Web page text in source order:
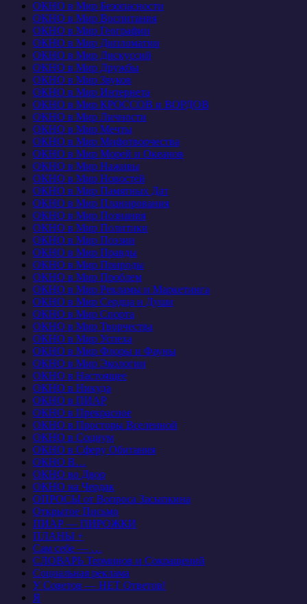
ОКНО в Мир Безопасности
ОКНО в Мир Воспитания
ОКНО в Мир Географии
ОКНО в Мир Дипломатии
ОКНО в Мир Дискуссий
ОКНО в Мир Дружбы
ОКНО в Мир Звуков
ОКНО в Мир Интернета
ОКНО в Мир КРОССОВ и ВОРДОВ
ОКНО в Мир Личности
ОКНО в Мир Мечты
ОКНО в Мир Мифотворчества
ОКНО в Мир Морей и Океанов
ОКНО в Мир Наживы
ОКНО в Мир Новостей
ОКНО в Мир Памятных Дат
ОКНО в Мир Планирования
ОКНО в Мир Познания
ОКНО в Мир Политики
ОКНО в Мир Поэзии
ОКНО в Мир Правды
ОКНО в Мир Природы
ОКНО в Мир Проблем
ОКНО в Мир Рекламы и Маркетинга
ОКНО в Мир Сердца и Души
ОКНО в Мир Спорта
ОКНО в Мир Творчества
ОКНО в Мир Успеха
ОКНО в Мир Флоры и Фауны
ОКНО в Мир Экологии
ОКНО в Настоящее
ОКНО в Никуда
ОКНО в ПИАР
ОКНО в Прекрасное
ОКНО в Просторы Вселенной
ОКНО в Социум
ОКНО в Сферу Обитания
ОКНО В…
ОКНО во Двор
ОКНО на Чердак
ОПРОСЫ от Вопроса Засыпкина
Открытое Письмо
ПИАР — ПИРОЖКИ
ПЛАНЫ +
Сам себе — …
СЛОВАРЬ Терминов и Сокращений
Социальная реклама
У Советов — НЕТ Ответов!
Я